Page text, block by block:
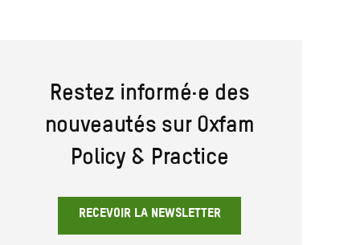
Restez informé·e des
nouveautés sur Oxfam
Policy & Practice
RECEVOIR LA NEWSLETTER